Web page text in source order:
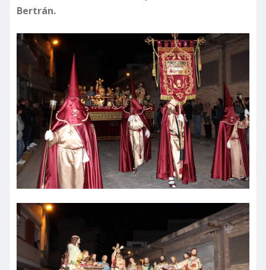
Bertrán.